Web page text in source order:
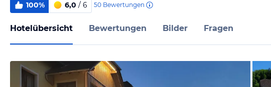
100% 6,0 / 6 50 Bewertungen
Hotelübersicht Bewertungen Bilder Fragen